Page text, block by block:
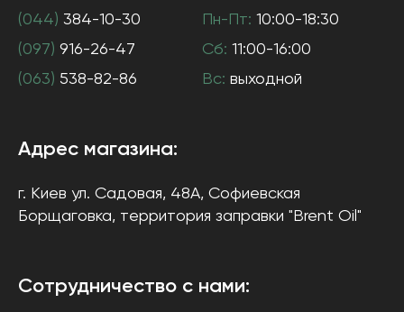
(044) 384-10-30
(097) 916-26-47
(063) 538-82-86
Пн-Пт: 10:00-18:30
Сб: 11:00-16:00
Вс: выходной
Адрес магазина:
г. Киев ул. Садовая, 48А, Софиевская
Борщаговка, территория заправки "Brent Oil"
Сотрудничество с нами: